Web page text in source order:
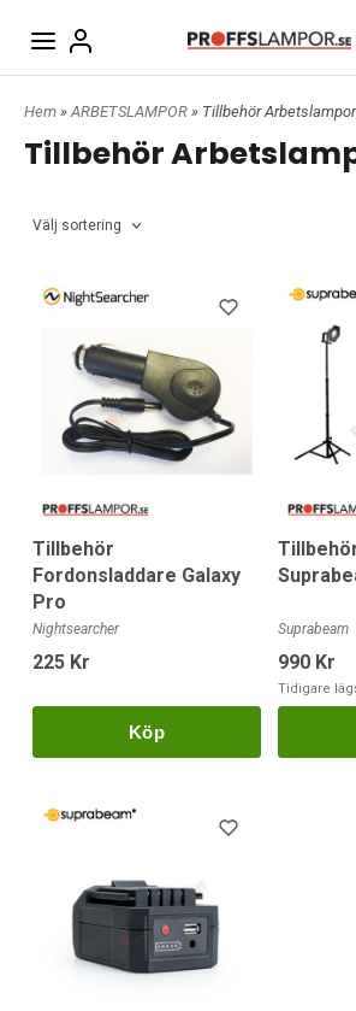
Hem »ARBETSLAMPOR » Tillbehör Arbetslampor
Tillbehör
Välj sortering
Tillbehör
Fordonsladdare Galaxy
Pro
Nightsearcher
225 Kr
Köp
Suprabeam
990 Kr
Tidigare